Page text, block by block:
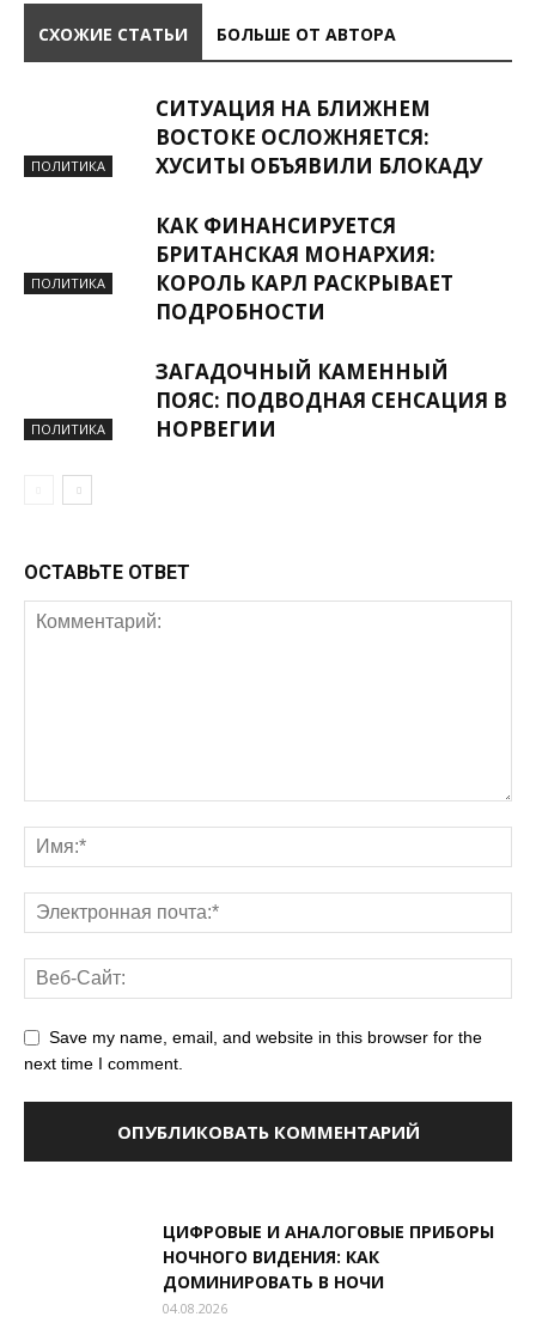
СХОЖИЕ СТАТЬИ БОЛЬШЕ ОТ АВТОРА
ПОЛИТИКА
СИТУАЦИЯ НА БЛИЖНЕМ
ВОСТОКЕ ОСЛОЖНЯЕТСЯ:
ХУСИТЫ ОБЪЯВИЛИ БЛОКАДУ
ПОЛИТИКА
КАК ФИНАНСИРУЕТСЯ
БРИТАНСКАЯ МОНАРХИЯ:
КОРОЛЬ КАРЛ РАСКРЫВАЕТ
ПОДРОБНОСТИ
ПОЛИТИКА
ЗАГАДОЧНЫЙ КАМЕННЫЙ
ПОЯС: ПОДВОДНАЯ СЕНСАЦИЯ В
НОРВЕГИИ
ОСТАВЬТЕ ОТВЕТ
Save my name, email, and website in this browser for the
next time I comment.
ЦИФРОВЫЕ И АНАЛОГОВЫЕ ПРИБОРЫ
НОЧНОГО ВИДЕНИЯ: КАК
ДОМИНИРОВАТЬ В НОЧИ
04.08.2026